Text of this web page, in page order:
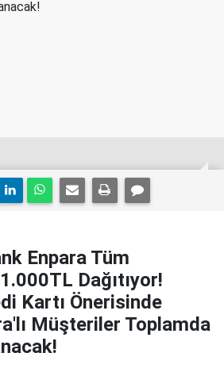
Enpara Tüm
Dağıtıyor!
Kartı Önerisinde
Müşteriler Toplamda